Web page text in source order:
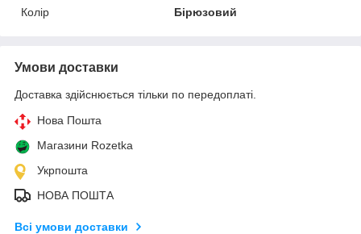
Колір
Бірюзовий
Умови доставки
Доставка здійснюється тільки по передоплаті.
Нова Пошта
Магазини Rozetka
Укрпошта
НОВА ПОШТА
Всі умови доставки